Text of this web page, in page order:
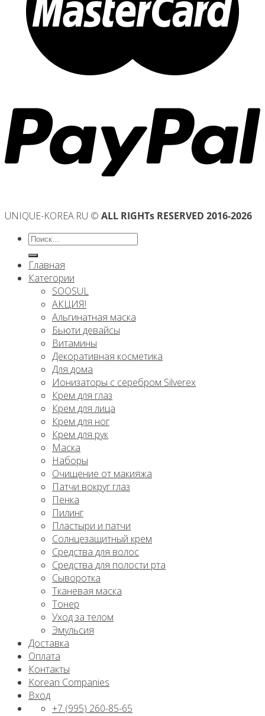
UNIQUE-KOREA.RU © ALL RIGHTs RESERVED 2016-2026
Искать:
Главная
Категории
SOOSUL
АКЦИЯ!
Альгинатная маска
Бьюти девайсы
Витамины
Декоративная косметика
Для дома
Ионизаторы с серебром Silverex
Крем для глаз
Крем для лица
Крем для ног
Крем для рук
Маска
Наборы
Очищение от макияжа
Патчи вокруг глаз
Пенка
Пилинг
Пластыри и патчи
Солнцезащитный крем
Средства для волос
Средства для полости рта
Сыворотка
Тканевая маска
Тонер
Уход за телом
Эмульсия
Доставка
Оплата
Контакты
Korean Companies
Вход
+7 (995) 260-85-65